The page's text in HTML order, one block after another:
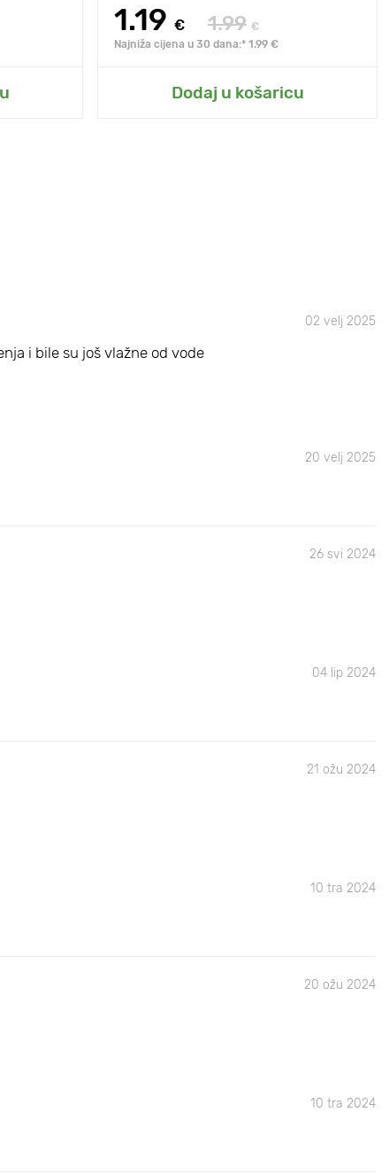
1.19 € 1.99 €
Najniža cijena u 30 dana:* 1.99 €
Dodaj u košaricu
02 velj 2025
i bile su još vlažne od vode
20 velj 2025
26 svi 2024
04 lip 2024
21 ožu 2024
10 tra 2024
20 ožu 2024
10 tra 2024